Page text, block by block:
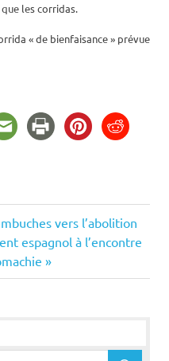
les corridas.
« de bienfaisance » prévue
vers l’abolition
espagnol à l’encontre